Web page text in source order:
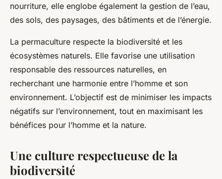
nourriture, elle englobe également la gestion de l’eau,
des sols, des paysages, des bâtiments et de l’énergie.
La permaculture respecte la biodiversité et les
écosystèmes naturels. Elle favorise une utilisation
responsable des ressources naturelles, en
recherchant une harmonie entre l’homme et son
environnement. L’objectif est de minimiser les impacts
négatifs sur l’environnement, tout en maximisant les
bénéfices pour l’homme et la nature.
Une culture respectueuse de la
biodiversité